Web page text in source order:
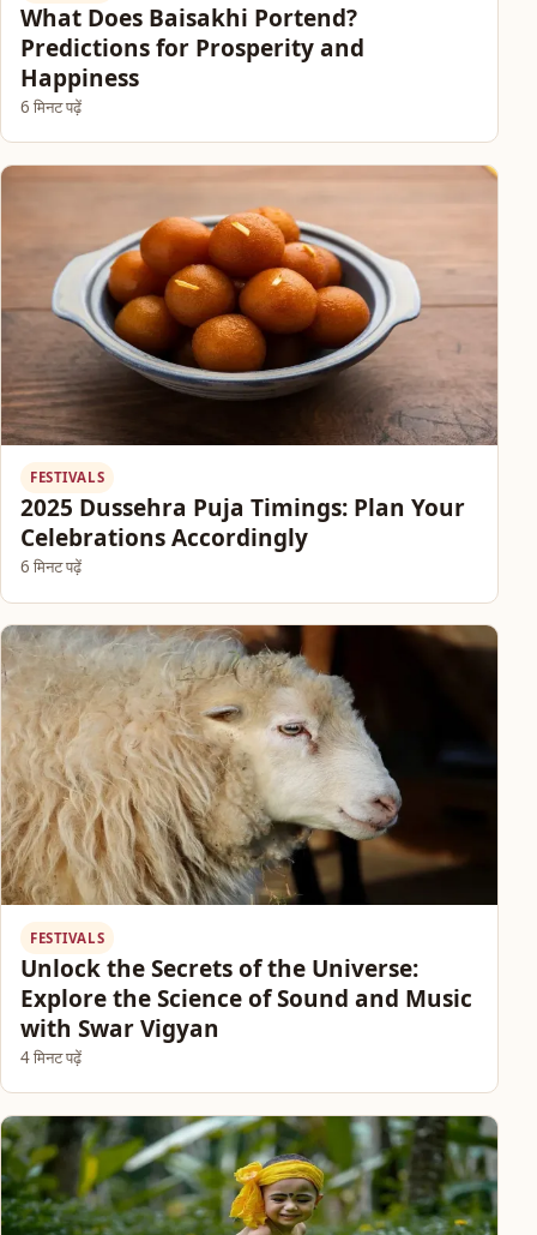
What Does Baisakhi Portend?
Predictions for Prosperity and
Happiness
6 मिनट पढ़ें
FESTIVALS
2025 Dussehra Puja Timings: Plan Your
Celebrations Accordingly
6 मिनट पढ़ें
FESTIVALS
Unlock the Secrets of the Universe:
Explore the Science of Sound and Music
with Swar Vigyan
4 मिनट पढ़ें